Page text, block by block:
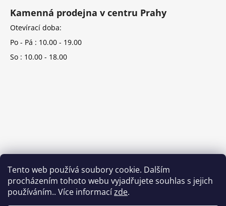
Tento web používá soubory cookie. Dalším
procházením tohoto webu vyjadřujete souhlas s jejich
používáním.. Více informacízde.
Kamenná prodejna v centru Prahy
Otevírací doba:
Po - Pá : 10.00 - 19.00
So : 10.00 - 18.00